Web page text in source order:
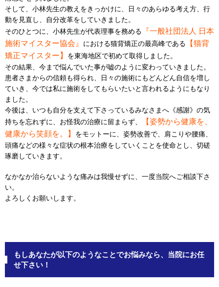
そして、小林先生の教えをきっかけに、日々のあらゆる考え方、行
動を見直し、自分改革をしていきました。
そのひとつに、小林先生が代表理事を務める 『一般社団法人 日本
施術マイスター協会』 における猫背矯正の最高峰である 【猫背
矯正マイスター】 を東海地区で初めて取得しました。
その結果、今まで悩んでいた事が嘘のように変わっていきました。
患者さまからの信頼も得られ、日々の施術にもどんどん自信を増し
ていき、今では私に施術をしてもらいたいと言われるようにもなり
ました。
今後は、いつも自分を支えて下さっているみなさまへ《感謝》の気
持ちを忘れずに、お怪我の治療に留まらず、
【姿勢から健康を、
健康から笑顔を。】 をモットーに、姿勢改善で、肩こりや腰痛、
頭痛などの様々な症状の根本治療をしていくことを使命とし、切磋
琢磨していきます。
なかなか治らないような痛みは我慢せずに、一度当院へご相談下さ
い。
よろしくお願いします。
もしあなたが以下のようなことでお悩みなら、当院にお任
せ下さい！